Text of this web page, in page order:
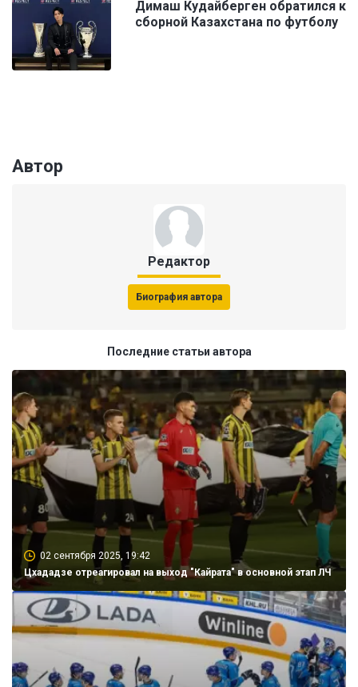
Димаш Кудайберген обратился к
сборной Казахстана по футболу
Автор
Редактор
Биография автора
Последние статьи автора
02 сентября 2025, 19:42
Цхададзе отреагировал на выход "Кайрата" в основной этап ЛЧ